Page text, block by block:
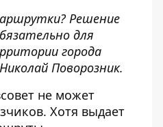
Решение
для
города
Поворозник.
не может
Хотя выдает